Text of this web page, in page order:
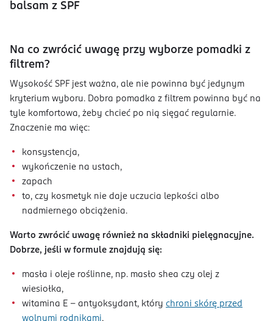
balsam z SPF
Na co zwrócić uwagę przy wyborze pomadki z
filtrem?
Wysokość SPF jest ważna, ale nie powinna być jedynym
kryterium wyboru. Dobra pomadka z filtrem powinna być na
tyle komfortowa, żeby chcieć po nią sięgać regularnie.
Znaczenie ma więc:
konsystencja,
wykończenie na ustach,
zapach
to, czy kosmetyk nie daje uczucia lepkości albo
nadmiernego obciążenia.
Warto zwrócić uwagę również na składniki pielęgnacyjne.
Dobrze, jeśli w formule znajdują się:
masła i oleje roślinne, np. masło shea czy olej z
wiesiołka,
witamina E – antyoksydant, który chroni skórę przed
wolnymi rodnikami,